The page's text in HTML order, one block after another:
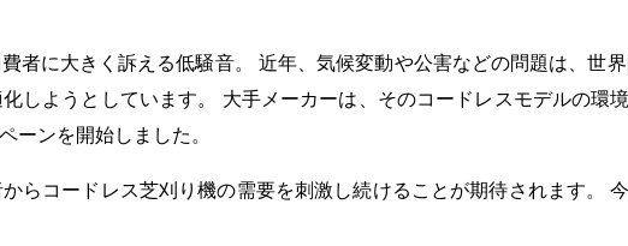
者に大きく訴える低騒音。 近年、気候変動や公害などの問題は、世
しようとしています。 大手メーカーは、そのコードレスモデルの環
ーンを開始しました。
らコードレス芝刈り機の需要を刺激し続けることが期待されます。